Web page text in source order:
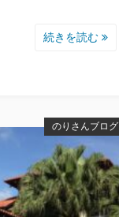
続きを読む
のりさんブログ